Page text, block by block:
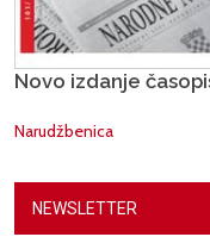
Novo izdanje
Narudžbenica
NEWSLETTER